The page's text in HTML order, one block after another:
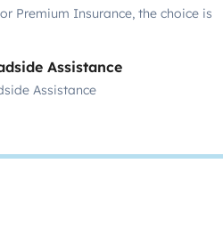
Premium Insurance, the choice is
Assistance
Assistance